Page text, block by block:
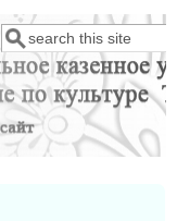
Форма поиска
Поиск